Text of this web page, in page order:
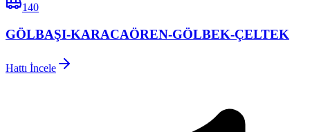
140
GÖLBAŞI-KARACAÖREN-GÖLBEK-ÇELTEK
Hattı İncele